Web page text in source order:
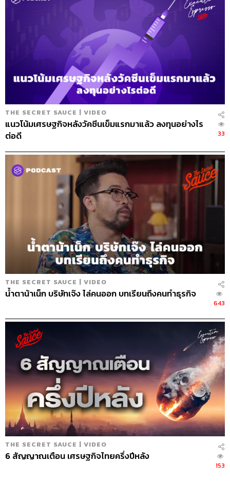
THE SECRET SAUCE | VIDEO
แนวโน้มเศรษฐกิจหลังวัคซีนเข็มแรกมาแล้ว ลงทุนอย่างไร
ต่อดี
33
THE SECRET SAUCE | VIDEO
น้ำตาน้าเน็ก บริษัทเจ๊ง ไล่คนออก บทเรียนถึงคนทำธุรกิจ
643
THE SECRET SAUCE | VIDEO
6 สัญญาณเตือน เศรษฐกิจไทยครึ่งปีหลัง
153